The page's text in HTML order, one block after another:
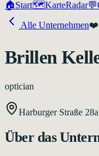
🏠Start🗺️KarteRadar💬
Alle Unternehmen❤️
Brillen
optician
Harburger Straße
Über das